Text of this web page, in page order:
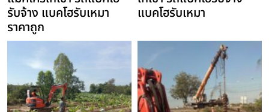
รับจ้าง แบคโฮรับเหมา
ราคาถูก
แบคโฮรับเหมา